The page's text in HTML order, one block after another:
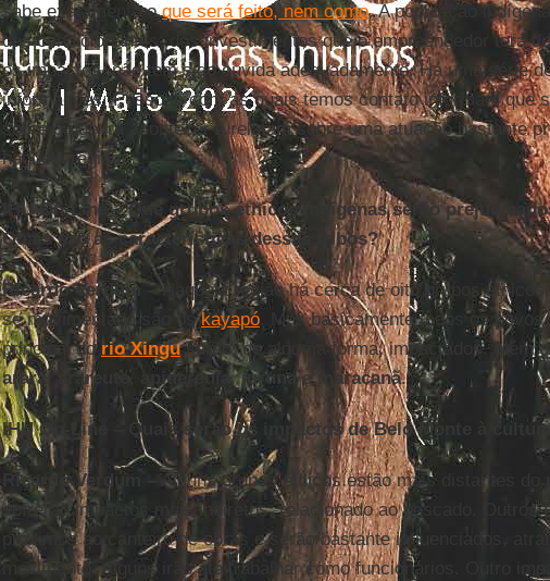
sabe exatamente oque será feito, nem como. A população
das condicionantes, dos investimentos que o empreendedor terá
os impactos, não tem sido ouvida adequadamente. Há uma série
informações. Pessoas com as quais temos contato informam que
sobre o que irá acontecer e relatam sobre uma atuação bastante
naquela região.
IHU On-Line–Que grupos étnicos indígenas serão
Quais são as características dessas tribos?
Ricardo Verdum–Naquela região há cerca de oito grupos
se movimentado são oskayapó. Mas basicamente todos os povos
principal do rio Xinguserão, de alguma forma, impactados. Além
arara, arareute, apidereula ,juruna e maracanã.
IHU On-Line Quais serão os impactos de Belo Monte à
Ricardo Verdum Alguns grupos étnicos estão mais distantes do
sofrerão impactos mais indiretos, relacionado ao pescado. Outros
próximos ao canteiro de obras e serão bastante influenciados,
movimento. Alguns irão até trabalhar como funcionários. Outro